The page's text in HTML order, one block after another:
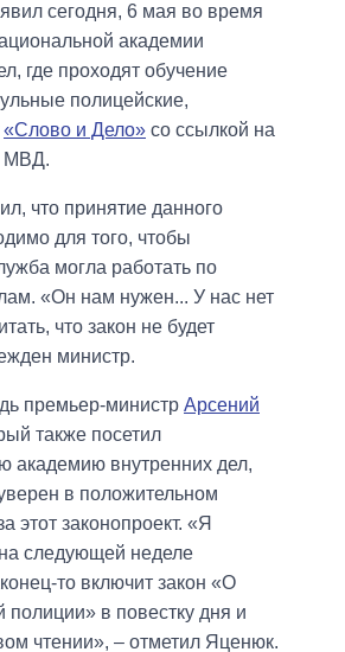
сегодня, 6 мая во время
академии
где проходят обучение
полицейские,
«Слово и Дело» со ссылкой на
МВД.
что принятие данного
для того, чтобы
могла работать по
«Он нам нужен... У нас нет
что закон не будет
министр.
премьер-министр Арсений
также посетил
академию внутренних дел,
в положительном
этот законопроект. «Я
следующей неделе
то включит закон «О
полиции» в повестку дня и
чтении», – отметил Яценюк.